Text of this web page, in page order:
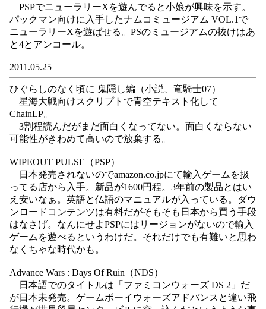
PSPでニューラリーXを遊んでると小娘が興味を示す。
パックマン向けに入手したナムコミュージアム VOL.1で
ニューラリーXを遊ばせる。PSのミュージアムの抜けはあ
と4とアンコール。
2011.05.25
ひぐらしのなく頃に 鬼隠し編（小説、竜騎士07）
星海大戦向けスクリプトで青空テキスト化して
ChainLP。
3割程読んだがまだ面白くなってない。面白くならない
可能性がきわめて高いので放棄する。
WIPEOUT PULSE（PSP）
日本発売されないのでamazon.co.jpにて輸入ゲームを扱
ってる店から入手。新品が1600円程。3年前の製品とはい
え安いなぁ。英語と仏語のマニュアルが入っている。ダウ
ンロードコンテンツは有料だがそもそも日本から買う手段
はなさげ。なんにせよPSPにはリージョンがないので輸入
ゲームを遊べるというわけだ。それだけでも有難いと思わ
なくちゃな時代かも。
Advance Wars : Days Of Ruin（NDS）
日本語でのタイトルは「ファミコンウォーズ DS 2」だ
が日本未発売。ゲームボーイウォーズアドバンスと違い飛